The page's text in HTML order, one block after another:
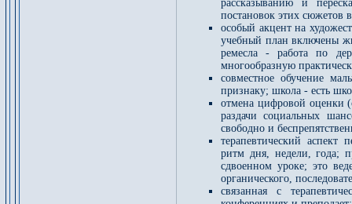
рассказыванию и
постановок этих сюжетов
особый акцент на
учебный план включены
ремесла - работа по
многообразную
совместное обучение
признаку; школа - есть
отмена цифровой оценки
раздачи социальных
свободно и
терапевтический аспект
ритм дня, недели, года;
сдвоенном уроке; это
органического,
связанная с